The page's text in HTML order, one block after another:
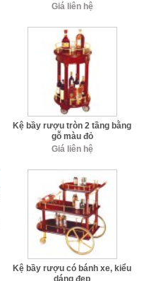
Giá liên hệ
Kệ bầy rượu tròn 2 tầng bằng
gỗ màu đỏ
Giá liên hệ
Kệ bầy rượu có bánh xe, kiểu
dáng đẹp